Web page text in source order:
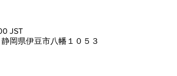
JST
岡県伊豆市八幡１０５３